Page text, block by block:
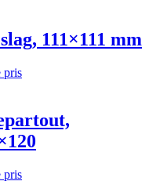
111×111 mm
pris
pris